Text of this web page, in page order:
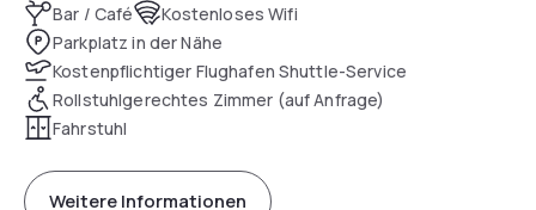
Bar / Café
Kostenloses Wifi
Parkplatz in der Nähe
Kostenpflichtiger Flughafen Shuttle-Service
Rollstuhlgerechtes Zimmer (auf Anfrage)
Fahrstuhl
Weitere Informationen